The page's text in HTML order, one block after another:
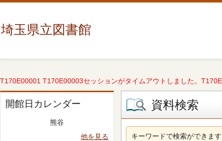
埼玉県立図書館
T170E00001 T170E00003セッションがタイムアウトしました。
開館日カレンダー
熊谷
他を見る
資料検索
キーワードで検索ができます